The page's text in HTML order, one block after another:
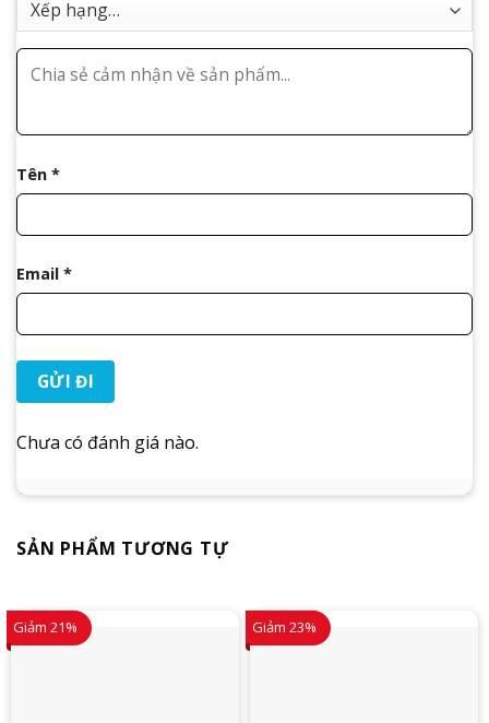
Tên *
Email *
Chưa có đánh giá nào.
SẢN PHẨM TƯƠNG TỰ
Giảm 21% Giảm 23%